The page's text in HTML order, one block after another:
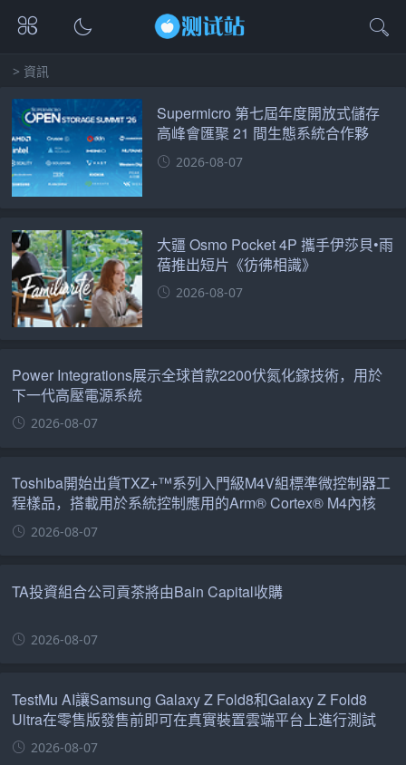
> 資訊
Supermicro 第七屆年度開放式儲存
高峰會匯聚 21 間生態系統合作夥
伴，分享大規模部署企業級 AI 的實
用指南
2026-08-07
大疆 Osmo Pocket 4P 攜手伊莎貝•雨
蓓推出短片《彷彿相識》
2026-08-07
Power Integrations展示全球首款2200伏氮化鎵技術，用於
下一代高壓電源系統
2026-08-07
Toshiba開始出貨TXZ+™系列入門級M4V組標準微控制器工
程樣品，搭載用於系統控制應用的Arm® Cortex® M4內核
2026-08-07
TA投資組合公司貢茶將由Bain Capital收購
2026-08-07
TestMu AI讓Samsung Galaxy Z Fold8和Galaxy Z Fold8
Ultra在零售版發售前即可在真實裝置雲端平台上進行測試
2026-08-07